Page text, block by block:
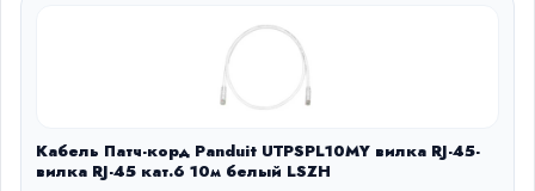
Кабель Патч-корд Panduit UTPSPL10MY вилка RJ-45-
вилка RJ-45 кат.6 10м белый LSZH